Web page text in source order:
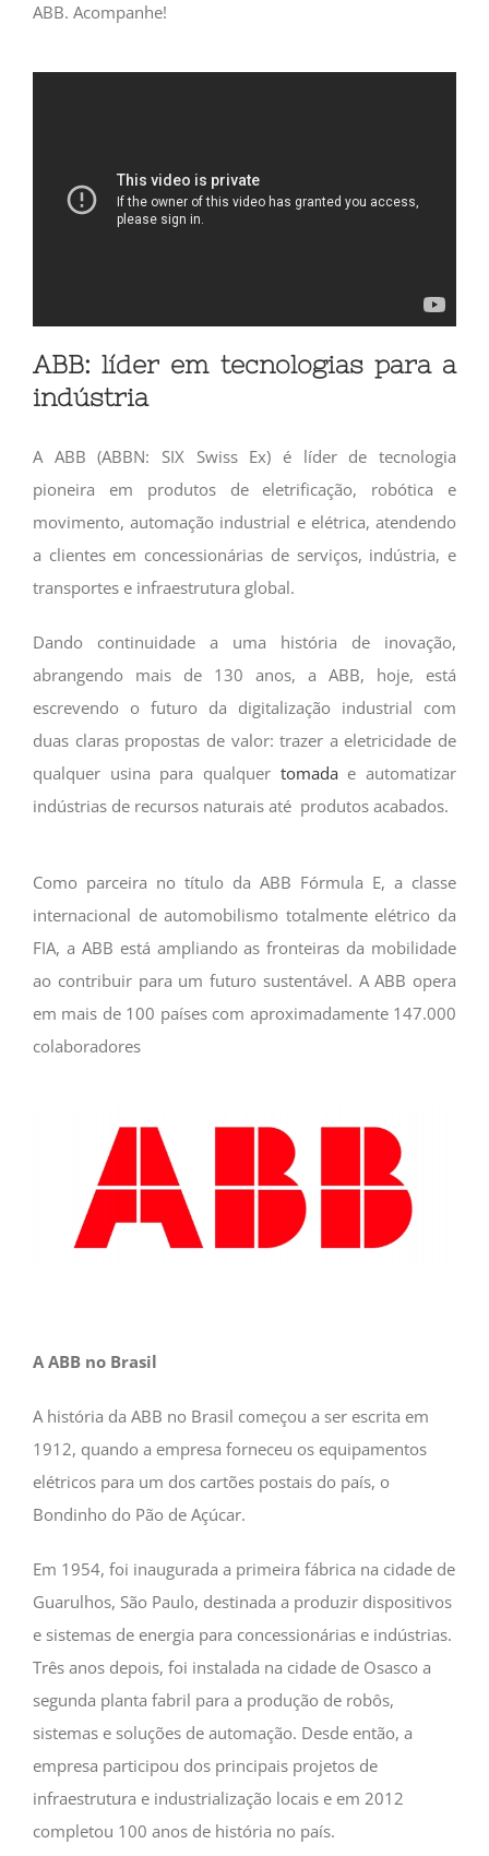
ABB. Acompanhe!
ABB: líder em tecnologias para a
indústria
A ABB (ABBN: SIX Swiss Ex) é líder de tecnologia
pioneira em produtos de eletrificação, robótica e
movimento, automação industrial e elétrica, atendendo
a clientes em concessionárias de serviços, indústria, e
transportes e infraestrutura global.
Dando continuidade a uma história de inovação,
abrangendo mais de 130 anos, a ABB, hoje, está
escrevendo o futuro da digitalização industrial com
duas claras propostas de valor: trazer a eletricidade de
qualquer usina para qualquer tomada e automatizar
indústrias de recursos naturais até produtos acabados.
Como parceira no título da ABB Fórmula E, a classe
internacional de automobilismo totalmente elétrico da
FIA, a ABB está ampliando as fronteiras da mobilidade
ao contribuir para um futuro sustentável. A ABB opera
em mais de 100 países com aproximadamente 147.000
colaboradores
A ABB no Brasil
A história da ABB no Brasil começou a ser escrita em
1912, quando a empresa forneceu os equipamentos
elétricos para um dos cartões postais do país, o
Bondinho do Pão de Açúcar.
Em 1954, foi inaugurada a primeira fábrica na cidade de
Guarulhos, São Paulo, destinada a produzir dispositivos
e sistemas de energia para concessionárias e indústrias.
Três anos depois, foi instalada na cidade de Osasco a
segunda planta fabril para a produção de robôs,
sistemas e soluções de automação. Desde então, a
empresa participou dos principais projetos de
infraestrutura e industrialização locais e em 2012
completou 100 anos de história no país.